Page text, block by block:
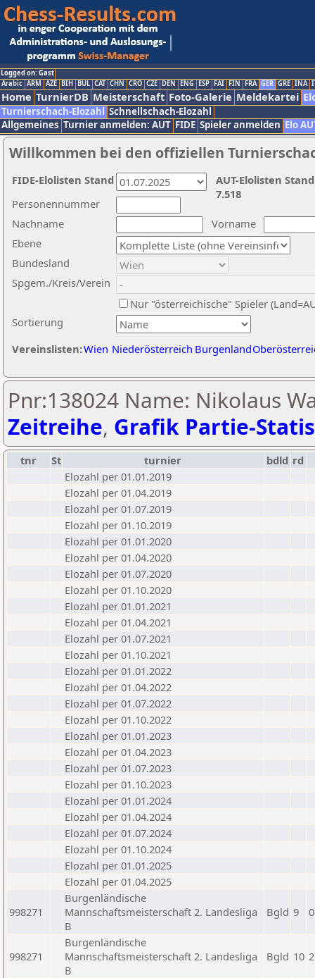
Logged on: Gast
Arabic ARM AZE BIH BUL CAT CHN CRO CZE DEN ENG ESP FAI FIN FRA GER GRE INA
Home TurnierDB Meisterschaft Foto-Galerie Meldekartei
Turnierschach-Elozahl Schnellschach-Elozahl
Allgemeines Turnier anmelden: AUT FIDE Spieler anmelden Elo
Willkommen bei den offiziellen
Nachname
Vorname
Ebene
Sortierung
Personennummer
Bundesland
Spgem./Kreis/Verein
Nur "österreichische" Spieler
Vereinslisten:Wien Niederösterreich Burgenland
AUT-Elolisten
7.518
FIDE-Elolisten Stand
Pnr:138024 Name: Nikolaus
Zeitreihe, Grafik Partie-
tnr St turnier bdld rd
Elozahl per 01.01.2019
Elozahl per 01.04.2019
Elozahl per 01.07.2019
Elozahl per 01.10.2019
Elozahl per 01.01.2020
Elozahl per 01.04.2020
Elozahl per 01.07.2020
Elozahl per 01.10.2020
Elozahl per 01.01.2021
Elozahl per 01.04.2021
Elozahl per 01.07.2021
Elozahl per 01.10.2021
Elozahl per 01.01.2022
Elozahl per 01.04.2022
Elozahl per 01.07.2022
Elozahl per 01.10.2022
Elozahl per 01.01.2023
Elozahl per 01.04.2023
Elozahl per 01.07.2023
Elozahl per 01.10.2023
Elozahl per 01.01.2024
Elozahl per 01.04.2024
Elozahl per 01.07.2024
Elozahl per 01.10.2024
Elozahl per 01.01.2025
Elozahl per 01.04.2025
998271
Burgenländische
Mannschaftsmeisterschaft 2. Landesliga
B
Bgld 9
998271
Burgenländische
Mannschaftsmeisterschaft 2. Landesliga
B
Bgld 10